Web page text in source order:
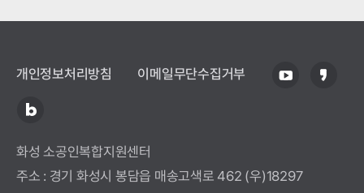
개인정보처리방침 이메일무단수집거부
화성 소공인복합지원센터
주소 : 경기 화성시 봉담읍 매송고색로 462 (우)18297